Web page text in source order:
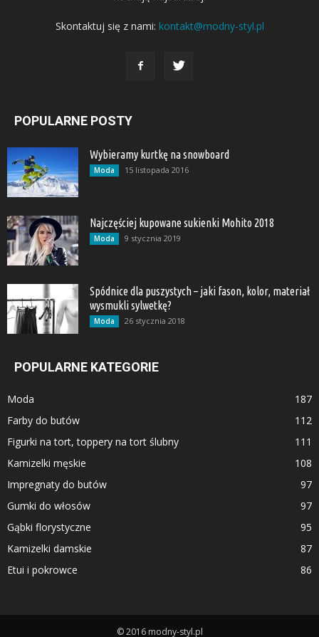
Skontaktuj się z nami: kontakt@modny-styl.pl
POPULARNE POSTY
Wybieramy kurtkę na snowboard
Moda 15 listopada 2016
Najczęściej kupowane sukienki Mohito 2018
Moda 9 stycznia 2019
Spódnice dla puszystych – jaki fason, kolor, materiał
wysmukli sylwetkę?
Moda 26 stycznia 2018
POPULARNE KATEGORIE
Moda
187
Farby do butów
112
Figurki na tort, toppery na tort ślubny
111
Kamizelki męskie
108
Impregnaty do butów
97
Gumki do włosów
97
Gąbki florystyczne
95
Kamizelki damskie
87
Etui i pokrowce
86
© 2016 modny-styl.pl